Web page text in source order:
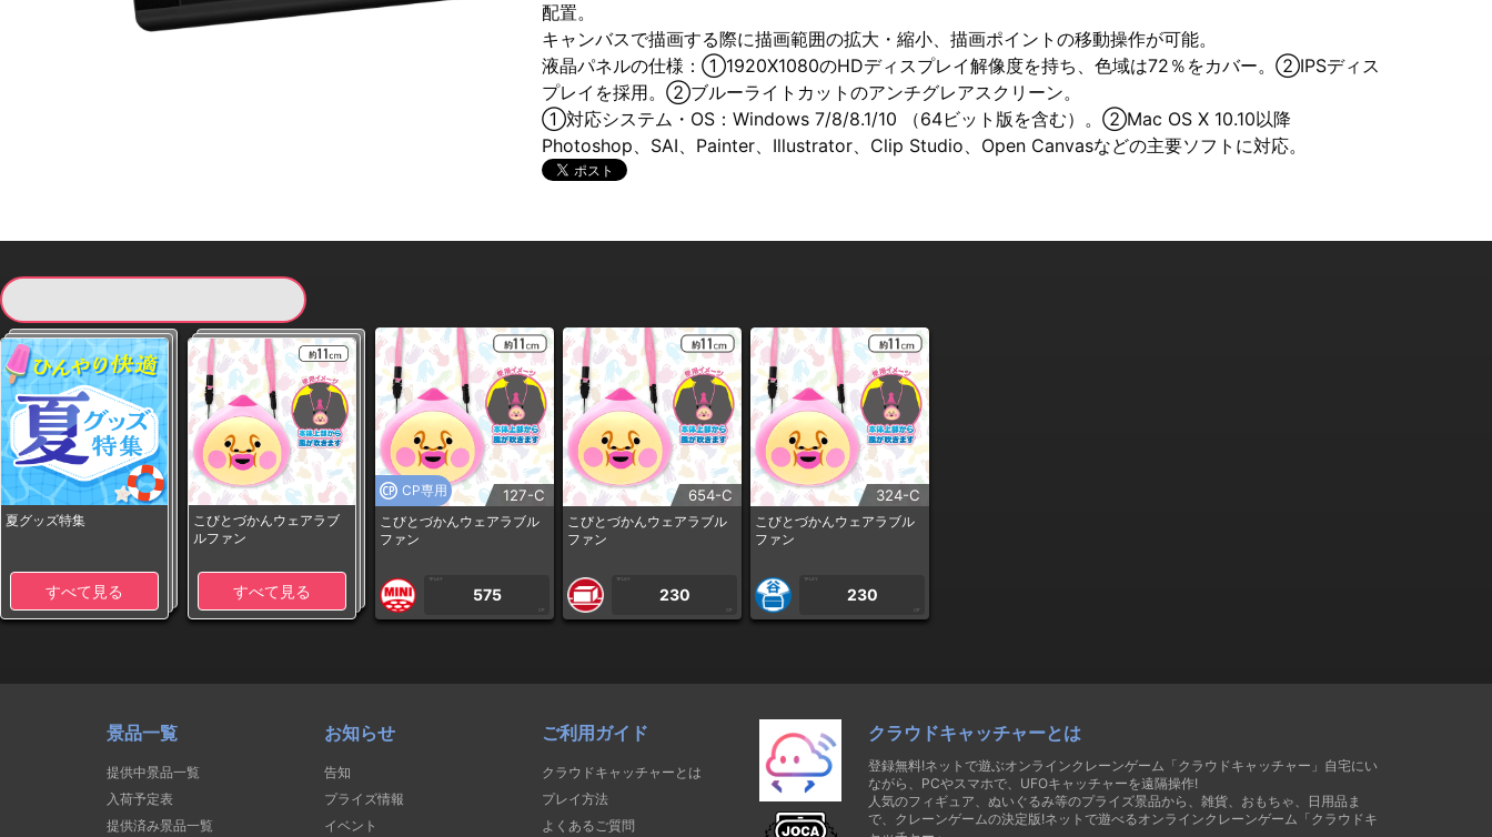
配置。
キャンバスで描画する際に描画範囲の拡大・縮小、描画ポイントの移動操作が可能。
液晶パネルの仕様：①1920X1080のHDディスプレイ解像度を持ち、色域は72％をカバー。②IPSディス
プレイを採用。②ブルーライトカットのアンチグレアスクリーン。
①対応システム・OS：Windows 7/8/8.1/10 （64ビット版を含む）。②Mac OS X 10.10以降
Photoshop、SAI、Painter、Illustrator、Clip Studio、Open Canvasなどの主要ソフトに対応。
夏グッズ特集
すべて見る
こびとづかんウェアラブ
ルファン
すべて見る
CP専用 127-C
こびとづかんウェアラブル
ファン
1PLAY
575
CP
654-C
こびとづかんウェアラブル
ファン
1PLAY
230
CP
324-C
こびとづかんウェアラブル
ファン
1PLAY
230
CP
景品一覧
提供中景品一覧
入荷予定表
提供済み景品一覧
お知らせ
告知
プライズ情報
イベント
ご利用ガイド
クラウドキャッチャーとは
プレイ方法
よくあるご質問
クラウドキャッチャーとは
登録無料!ネットで遊ぶオンラインクレーンゲーム「クラウドキャッチャー」自宅にい
ながら、PCやスマホで、UFOキャッチャーを遠隔操作!
人気のフィギュア、ぬいぐるみ等のプライズ景品から、雑貨、おもちゃ、日用品ま
で、クレーンゲームの決定版!ネットで遊べるオンラインクレーンゲーム「クラウドキ